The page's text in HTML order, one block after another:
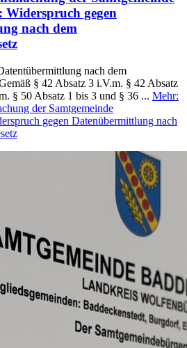
Widerspruch gegen
nach dem
nach dem
§ 42 Absatz 3 i.V.m. § 42 Absatz
§ 50 Absatz 1 bis 3 und § 36 ... Mehr:
der Samtgemeinde
gegen Datenübermittlung nach